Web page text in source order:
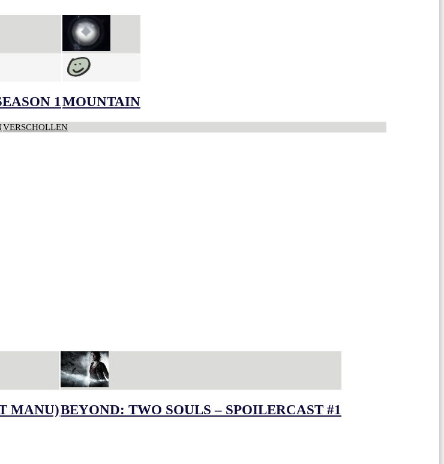
1MOUNTAIN
VERSCHOLLEN
MANU)BEYOND: TWO SOULS – SPOILERCAST #1